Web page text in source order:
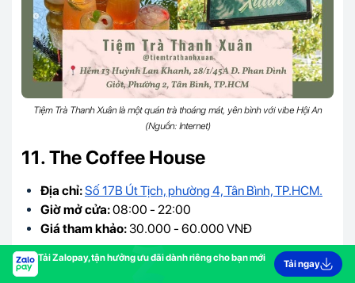
Tải Zalopay, tận hưởng ưu đãi dành riêng cho bạn mới
Tải ngay
Tiệm Trà Thanh Xuân là một quán trà thoáng mát, yên bình với vibe Hội An
(Nguồn: Internet)
11. The Coffee House
Địa chỉ:Số 17B Út Tịch, phường 4, Tân Bình, TP.HCM.
Giờ mở cửa:08:00 - 22:00
Giá tham khảo:30.000 - 60.000 VNĐ
The Coffee House gây ấn tượng với không gian được thiết
kế tối giản nhưng vô cùng độc đáo, tinh tế, mang đến cảm